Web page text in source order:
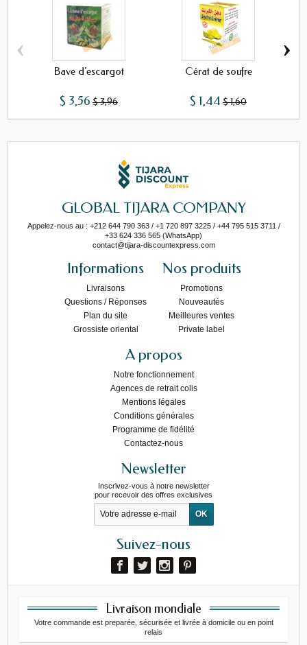
Bave d'escargot
$ 3,56 $ 3,96
Cérat de soufre
$ 1,44 $ 1,60
‹ ›
GLOBAL TIJARA COMPANY
Appelez-nous au : +212 644 790 363 / +1 720 897 3225 / +44 795 515 3711 /
+33 624 336 565 (WhatsApp)
contact@tijara-discountexpress.com
Informations
Livraisons
Questions / Réponses
Plan du site
Grossiste oriental
Nos produits
Promotions
Nouveautés
Meilleures ventes
Private label
A propos
Notre fonctionnement
Agences de retrait colis
Mentions légales
Conditions générales
Programme de fidélité
Contactez-nous
Newsletter
Inscrivez-vous à notre newsletter
pour recevoir des offres exclusives
Suivez-nous
Livraison mondiale
Votre commande est preparée, sécurisée et livrée à domicile ou en point
relais